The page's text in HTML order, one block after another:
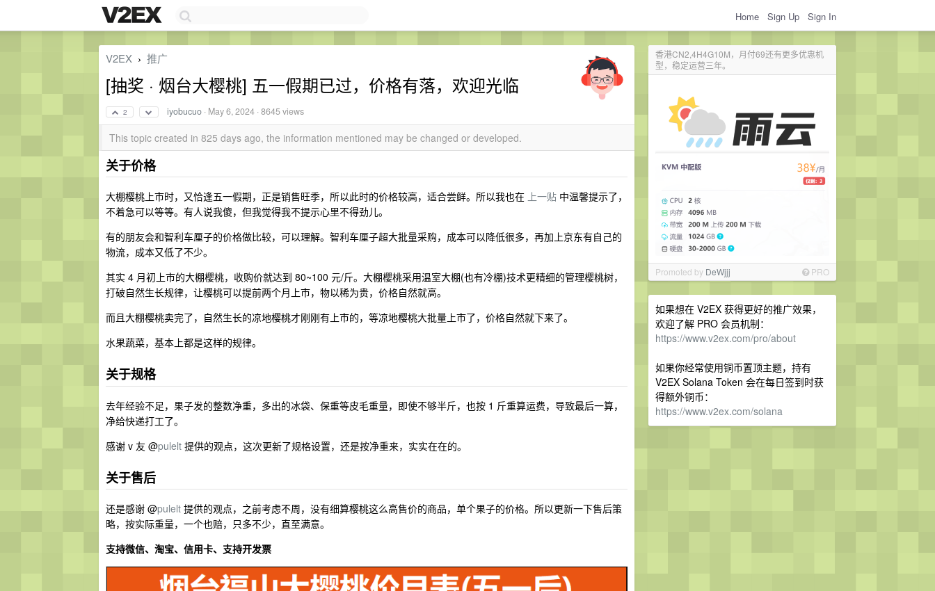
Home Sign Up Sign In
香港CN2,4H4G10M，月付69还有更多优惠机
型，稳定运营三年。
Promoted by DeWjjj PRO
如果想在 V2EX 获得更好的推广效果，
欢迎了解 PRO 会员机制：
https://www.v2ex.com/pro/about
如果你经常使用铜币置顶主题，持有
V2EX Solana Token 会在每日签到时获
得额外铜币：
https://www.v2ex.com/solana
V2EX › 推广
[抽奖 · 烟台大樱桃] 五一假期已过，价格有落，欢迎光临
2 iyobucuo · May 6, 2024 · 8645 views
This topic created in 825 days ago, the information mentioned may be changed or developed.
关于价格
大棚樱桃上市时，又恰逢五一假期，正是销售旺季，所以此时的价格较高，适合尝鲜。所以我也在 上一贴 中温馨提示了，
不着急可以等等。有人说我傻，但我觉得我不提示心里不得劲儿。
有的朋友会和智利车厘子的价格做比较，可以理解。智利车厘子超大批量采购，成本可以降低很多，再加上京东有自己的
物流，成本又低了不少。
其实 4 月初上市的大棚樱桃，收购价就达到 80~100 元/斤。大棚樱桃采用温室大棚(也有冷棚)技术更精细的管理樱桃树，
打破自然生长规律，让樱桃可以提前两个月上市，物以稀为贵，价格自然就高。
而且大棚樱桃卖完了，自然生长的凉地樱桃才刚刚有上市的，等凉地樱桃大批量上市了，价格自然就下来了。
水果蔬菜，基本上都是这样的规律。
关于规格
去年经验不足，果子发的整数净重，多出的冰袋、保重等皮毛重量，即使不够半斤，也按 1 斤重算运费，导致最后一算，
净给快递打工了。
感谢 v 友 @pulelt 提供的观点，这次更新了规格设置，还是按净重来，实实在在的。
关于售后
还是感谢 @pulelt 提供的观点，之前考虑不周，没有细算樱桃这么高售价的商品，单个果子的价格。所以更新一下售后策
略，按实际重量，一个也赔，只多不少，直至满意。
支持微信、淘宝、信用卡、支持开发票